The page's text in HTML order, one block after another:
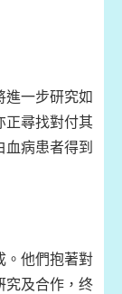
進一步研究如
正尋找對付其
病患者得到
。他們抱著對
究及合作，终